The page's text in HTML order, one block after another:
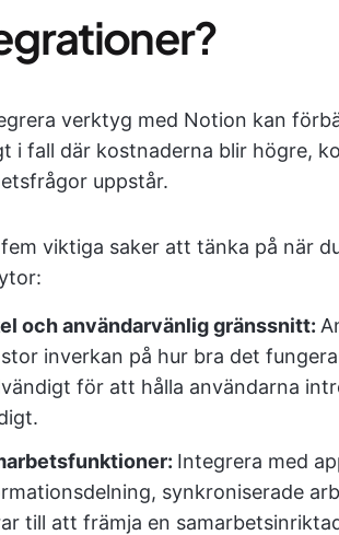
verktyg med Notion kan
i fall där kostnaderna blir högre,
uppstår.
viktiga saker att tänka på när
och användarvänlig gränssnitt:
inverkan på hur bra det
för att hålla användarna
Integrera med
synkroniserade
till att främja en